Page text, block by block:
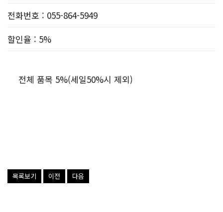
전화번호 : 055-864-5949
할인율 : 5%
전체 품목 5%(세일50%시 제외)
목록보기 이전 다음